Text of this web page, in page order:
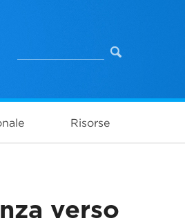
Risorse
verso